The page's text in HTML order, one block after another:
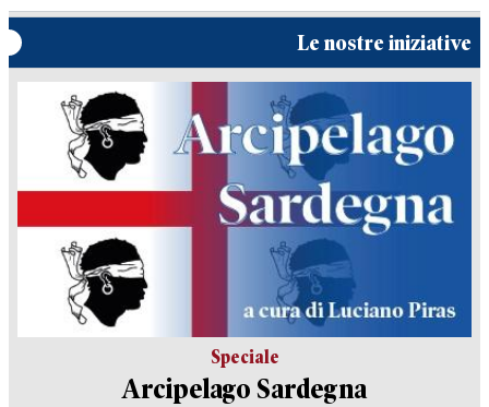
Le nostre iniziative
Speciale
Arcipelago Sardegna